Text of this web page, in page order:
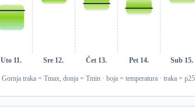
Uto 11. Sre 12. Čet 13. Pet 14. Sub 15.
Gornja traka = Tmax, donja = Tmin · boja = temperatura · traka =